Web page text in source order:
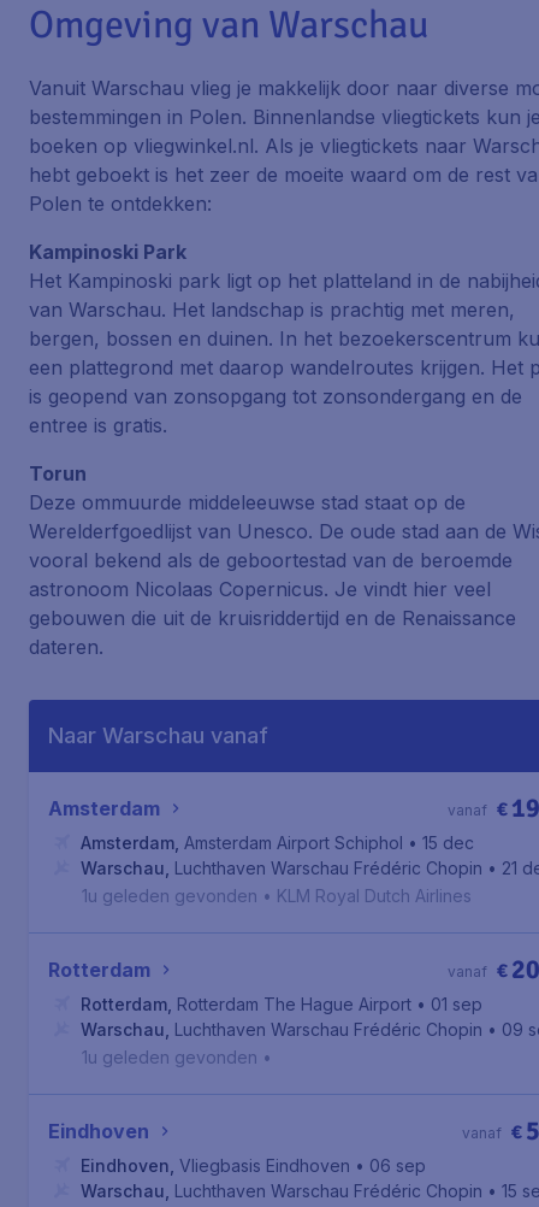
Omgeving van Warschau
Vanuit Warschau vlieg je makkelijk door naar diverse
bestemmingen in Polen. Binnenlandse vliegtickets kun
boeken op vliegwinkel.nl. Als je vliegtickets naar
hebt geboekt is het zeer de moeite waard om de rest
Polen te ontdekken:
Kampinoski Park
Het Kampinoski park ligt op het platteland in de
van Warschau. Het landschap is prachtig met meren,
bergen, bossen en duinen. In het bezoekerscentrum
een plattegrond met daarop wandelroutes krijgen. Het
is geopend van zonsopgang tot zonsondergang en de
entree is gratis.
Torun
Deze ommuurde middeleeuwse stad staat op de
Werelderfgoedlijst van Unesco. De oude stad aan de
vooral bekend als de geboortestad van de beroemde
astronoom Nicolaas Copernicus. Je vindt hier veel
gebouwen die uit de kruisriddertijd en de Renaissance
dateren.
Naar Warschau vanaf
Amsterdam €
vanaf
Amsterdam Amsterdam Airport Schiphol • 15 dec
Warschau Luchthaven Warschau Frédéric Chopin • 21
1u geleden gevonden • KLM Royal Dutch Airlines
Rotterdam €
vanaf
Rotterdam Rotterdam The Hague Airport • 01 sep
Warschau Luchthaven Warschau Frédéric Chopin • 09
1u geleden gevonden •
Eindhoven €
vanaf
Eindhoven Vliegbasis Eindhoven • 06 sep
Warschau Luchthaven Warschau Frédéric Chopin • 15